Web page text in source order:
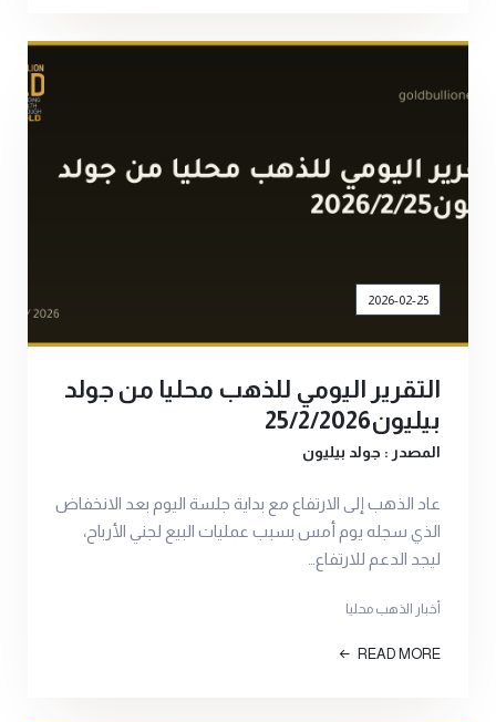
2026-02-25
التقرير اليومي للذهب محليا من جولد
بيليون25/2/2026
المصدر : جولد بيليون
عاد الذهب إلى الارتفاع مع بداية جلسة اليوم بعد الانخفاض
الذي سجله يوم أمس بسبب عمليات البيع لجني الأرباح،
ليجد الدعم للارتفاع…
أخبار الذهب محليا
READ MORE